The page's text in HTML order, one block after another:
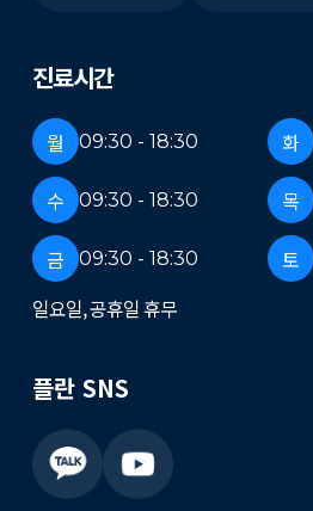
진료시간
월 09:30 - 18:30 화
수 09:30 - 18:30 목
금 09:30 - 18:30 토
일요일, 공휴일 휴무
플란 SNS